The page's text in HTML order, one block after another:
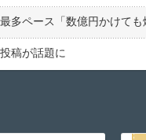
ペース「数億円かけても
稿が話題に